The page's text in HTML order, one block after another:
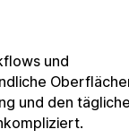
und
und den